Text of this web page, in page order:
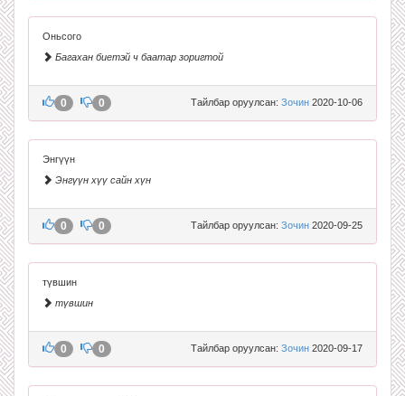
Оньсого
Багахан биетэй ч баатар зоригтой
Тайлбар оруулсан: Зочин 2020-10-06
0 0
Энгүүн
Энгүүн хүү сайн хүн
Тайлбар оруулсан: Зочин 2020-09-25
0 0
түвшин
түвшин
Тайлбар оруулсан: Зочин 2020-09-17
0 0